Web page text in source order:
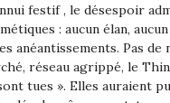
festif , le désespoir
: aucun élan,
Pas
réseau agrippé, le
tues ». Elles auraient